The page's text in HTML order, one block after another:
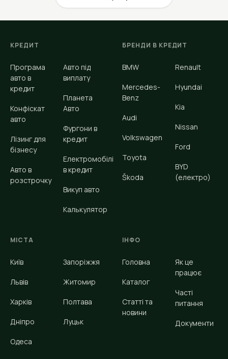
КРЕДИТ
Програма
авто в
кредит
Конфіскат
авто
Лізинг для
бізнесу
Авто в
розстрочку
Авто під
виплату
Планета
Авто
Фургони в
кредит
Електромобілі
в кредит
Викуп авто
Калькулятор
БРЕНДИ В КРЕДИТ
BMW
Mercedes-
Benz
Audi
Volkswagen
Toyota
Škoda
Renault
Hyundai
Kia
Nissan
Ford
BYD
(електро)
МІСТА
Київ
Львів
Харків
Дніпро
Одеса
Запоріжжя
Житомир
Полтава
Луцьк
ІНФО
Головна
Каталог
Статті та
новини
Як це
працює
Часті
питання
Документи